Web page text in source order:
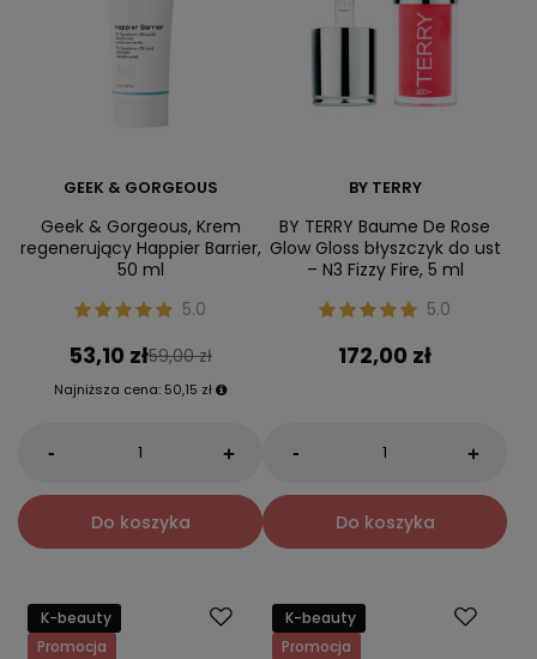
GEEK & GORGEOUS
Geek & Gorgeous, Krem
regenerujący Happier Barrier,
50 ml
5.0
53,10 zł59,00 zł
Najniższa cena: 50,15 zł
- +
Do koszyka
BY TERRY
BY TERRY Baume De Rose
Glow Gloss błyszczyk do ust
– N3 Fizzy Fire, 5 ml
5.0
172,00 zł
- +
Do koszyka
K-beauty
Promocja
K-beauty
Promocja